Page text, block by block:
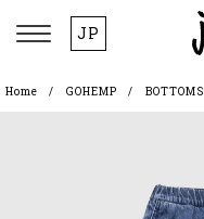
JP
Home GOHEMP BOTTOMS